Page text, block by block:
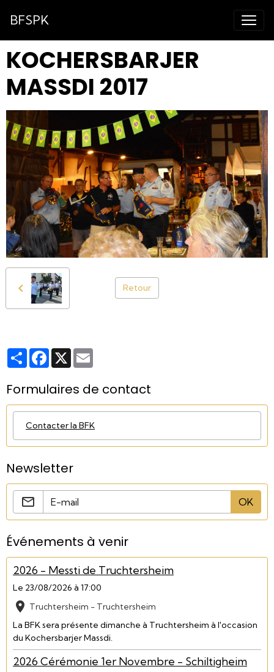
BFSPK
KOCHERSBARJER
MASSDI 2017
Retour
PartagerFacebook
X
Formulaires de contact
Contacter la BFK
Newsletter
OK
Événements à venir
2026 - Messti de Truchtersheim
Le 23/08/2026 à 17:00
Truchtersheim - Truchtersheim
La BFK sera présente dimanche à Truchtersheim à l'occasion
du Kochersbarjer Massdi.
2026 Cérémonie 1er Novembre - Schiltigheim